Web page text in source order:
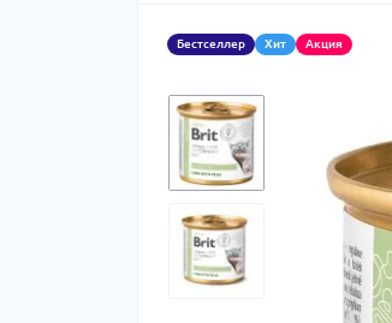
Бестселлер Хит Акция